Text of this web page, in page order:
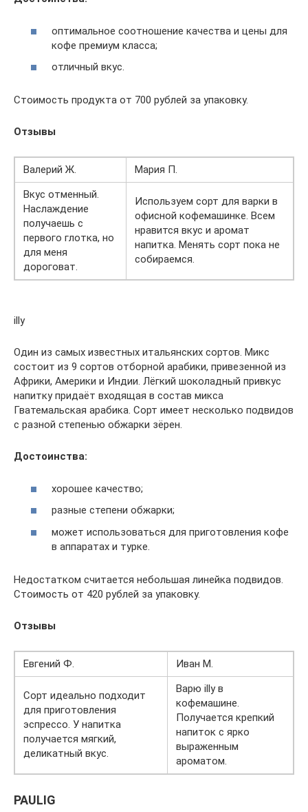
оптимальное соотношение качества и цены для
кофе премиум класса;
отличный вкус.
Стоимость продукта от 700 рублей за упаковку.
Отзывы
Валерий Ж.
Мария П.
Вкус отменный.
Наслаждение
получаешь с
первого глотка, но
для меня
дороговат.
Используем сорт для варки в
офисной кофемашинке. Всем
нравится вкус и аромат
напитка. Менять сорт пока не
собираемся.
illy
Один из самых известных итальянских сортов. Микс
состоит из 9 сортов отборной арабики, привезенной из
Африки, Америки и Индии. Лёгкий шоколадный привкус
напитку придаёт входящая в состав микса
Гватемальская арабика. Сорт имеет несколько подвидов
с разной степенью обжарки зёрен.
Достоинства:
хорошее качество;
разные степени обжарки;
может использоваться для приготовления кофе
в аппаратах и турке.
Недостатком считается небольшая линейка подвидов.
Стоимость от 420 рублей за упаковку.
Отзывы
Евгений Ф. Иван М.
Сорт идеально подходит
для приготовления
эспрессо. У напитка
получается мягкий,
деликатный вкус.
Варю illy в
кофемашине.
Получается крепкий
напиток с ярко
выраженным
ароматом.
PAULIG